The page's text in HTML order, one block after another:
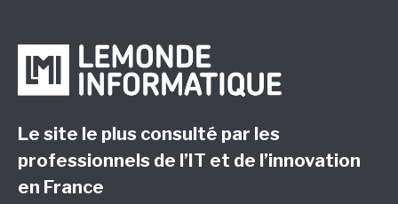
Le site le plus consulté par les
professionnels de l’IT et de l’innovation
en France